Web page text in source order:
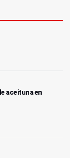
aceituna en